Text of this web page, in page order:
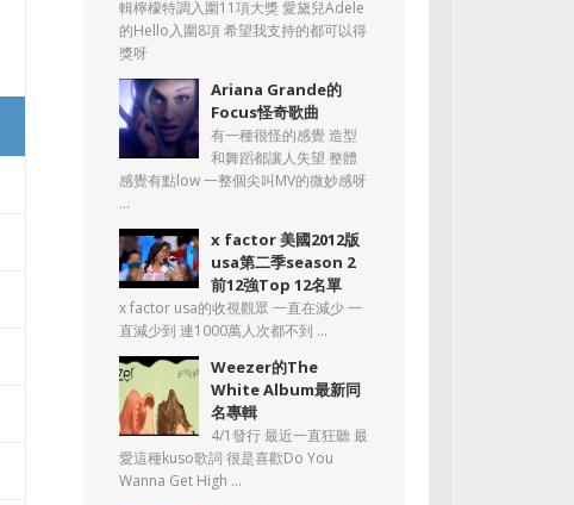
輯檸檬特調入圍11項大獎 愛黛兒Adele
的Hello入圍8項 希望我支持的都可以得
獎呀
Ariana Grande的
Focus怪奇歌曲
有一種很怪的感覺 造型
和舞蹈都讓人失望 整體
感覺有點low 一整個尖叫MV的微妙感呀
...
x factor 美國2012版
usa第二季season 2
前12強Top 12名單
x factor usa的收視觀眾 一直在減少 一
直減少到 連1000萬人次都不到 ...
Weezer的The
White Album最新同
名專輯
4/1發行 最近一直狂聽 最
愛這種kuso歌詞 很是喜歡Do You
Wanna Get High ...